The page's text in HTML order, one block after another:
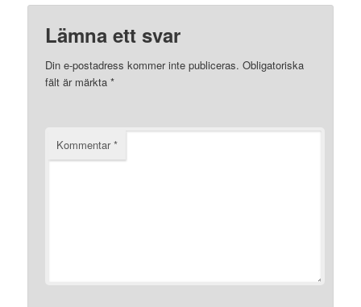
Lämna ett svar
Din e-postadress kommer inte publiceras. Obligatoriska
fält är märkta*
Kommentar*